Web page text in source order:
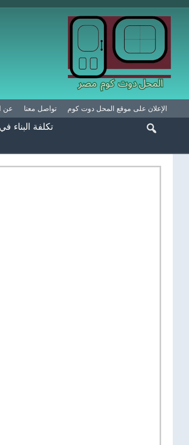
عن تواصل معنا الإعلان على موقع المحل دوت كوم
تكلفة البناء